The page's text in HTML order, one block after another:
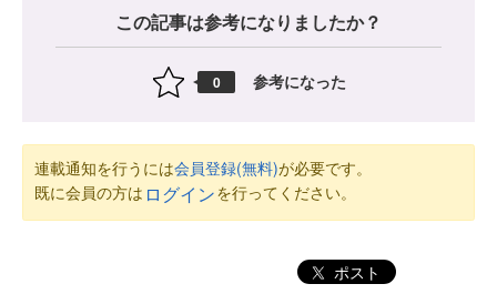
この記事は参考になりましたか？
0 参考になった
連載通知を行うには会員登録(無料)が必要です。
既に会員の方は ログインを行ってください。
ポスト